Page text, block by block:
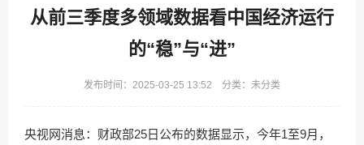
从前三季度多领域数据看中国经济运行
的“稳”与“进”
发布时间：2025-03-25 13:52 分类：未分类
央视网消息：财政部25日公布的数据显示，今年1至9月，